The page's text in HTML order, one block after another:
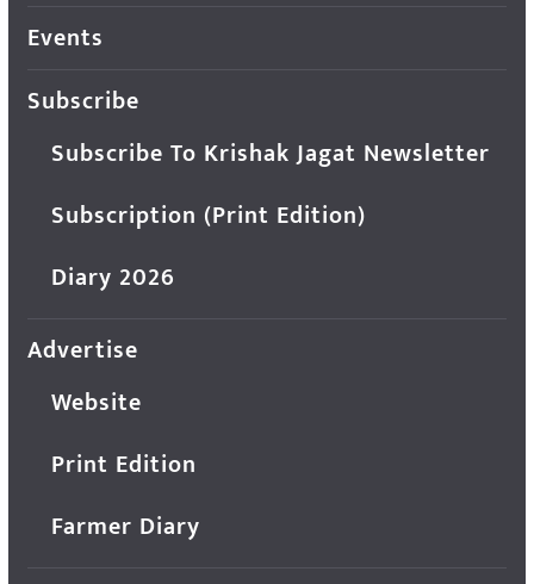
Events
Subscribe
Subscribe To Krishak Jagat Newsletter
Subscription (Print Edition)
Diary 2026
Advertise
Website
Print Edition
Farmer Diary